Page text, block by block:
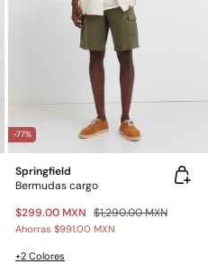
-77%
Springfield
Bermudas cargo
$299.00 MXN $1,290.00 MXN
Ahorras $991.00 MXN
+2 Colores